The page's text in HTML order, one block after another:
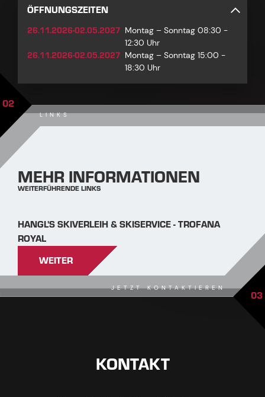
ÖFFNUNGSZEITEN
26.11.2026-02.05.2027 Montag – Sonntag 08:30 -
12:30 Uhr
26.11.2026-02.05.2027 Montag – Sonntag 15:00 -
18:30 Uhr
LINKS
02
MEHR INFORMATIONEN
WEITERFÜHRENDE LINKS
HANGL'S SKIVERLEIH & SKISERVICE - TROFANA
ROYAL
WEITER
JETZT KONTAKTIEREN 03
KONTAKT